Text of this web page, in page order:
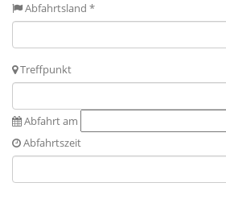
Abfahrtsland *
Treffpunkt
Abfahrt am
Abfahrtszeit